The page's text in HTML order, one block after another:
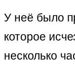
У неё было
которое
несколько